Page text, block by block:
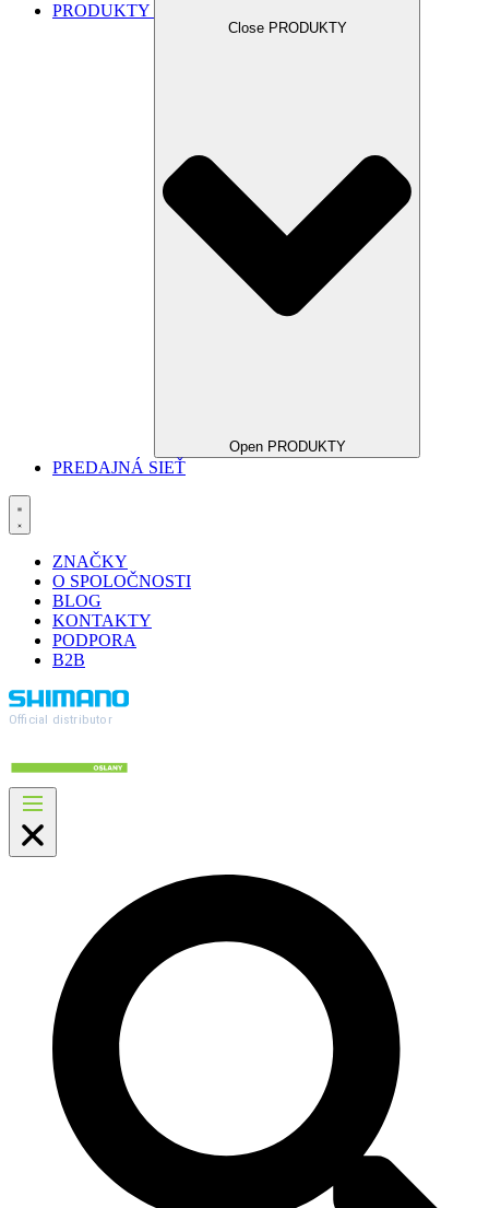
PRODUKTY
Close PRODUKTY
Open PRODUKTY
PREDAJNÁ SIEŤ
ZNAČKY
O SPOLOČNOSTI
BLOG
KONTAKTY
PODPORA
B2B
Official distributor